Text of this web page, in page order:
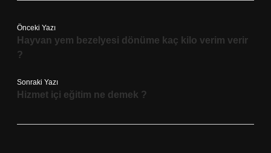
Önceki Yazı
Hayvan yem bezelyesi dönüme kaç kilo verim verir
?
Sonraki Yazı
Hizmet içi eğitim ne demek ?